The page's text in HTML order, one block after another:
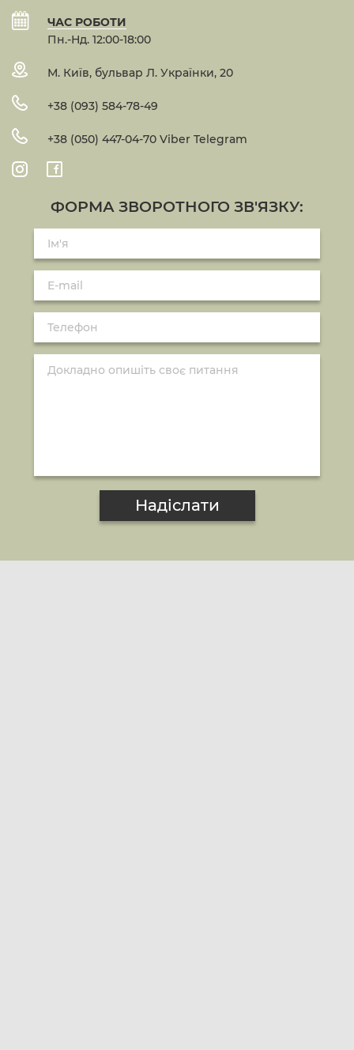
ЧАС РОБОТИ
Пн.-Нд. 12:00-18:00
М. Київ, бульвар Л. Українки, 20
+38 (093) 584-78-49
+38 (050) 447-04-70 Viber Telegram
ФОРМА ЗВОРОТНОГО ЗВ'ЯЗКУ:
Надіслати